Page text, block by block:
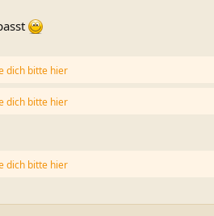
dich bitte hier
dich bitte hier
dich bitte hier